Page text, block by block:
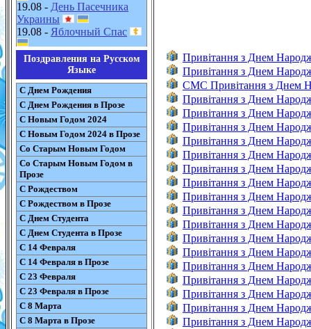
19.08 - День Пасечника
Украины
19.08 - Яблочный Спас
Поздравления на Русском
Языке
С Днем Рождения
С Днем Рождения в Прозе
С Новым Годом 2024
С Новым Годом 2024 в Прозе
Со Старым Новым Годом
Со Старым Новым Годом в
Прозе
С Рождеством
С Рождеством в Прозе
С Днем Студента
С Днем Студента в Прозе
С 14 Февраля
С 14 Февраля в Прозе
С 23 Февраля
С 23 Февраля в Прозе
С 8 Марта
С 8 Марта в Прозе
Привітання з Днем
Привітання з Днем
CMC Привітання з Днем
Привітання з Днем
Привітання з Днем
Привітання з Днем
Привітання з Днем
Привітання з Днем
Привітання з Днем
Привітання з Днем
Привітання з Днем
Привітання з Днем
Привітання з Днем
Привітання з Днем
Привітання з Днем
Привітання з Днем
Привітання з Днем
Привітання з Днем
Привітання з Днем
Привітання з Днем